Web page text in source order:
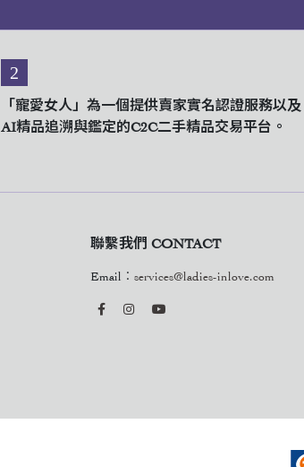
2
「寵愛女人」為一個提供賣家實名認證服務以及
AI精品追溯與鑑定的C2C二手精品交易平台。
聯繫我們 CONTACT
Email： services@ladies-inlove.com